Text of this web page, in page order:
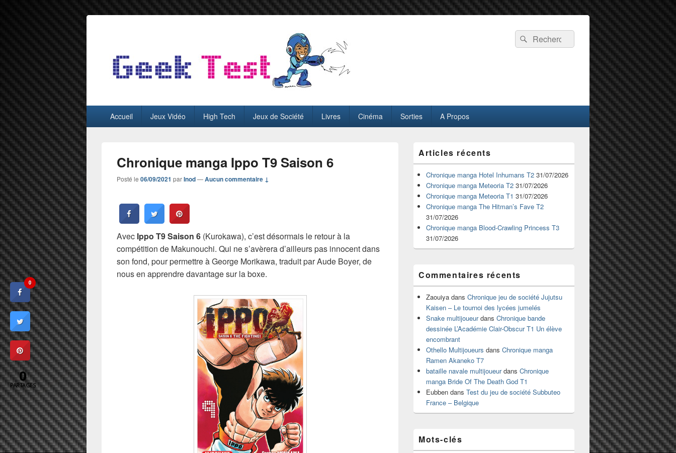
GeekTest
Recherche :
Rechercher
principalAccueil Jeux Vidéo High Tech Jeux de Société Livres Cinéma Sorties A Propos
Chronique manga Ippo T9 Saison 6
Posté le 06/09/2021 parInod—Aucun commentaire ↓
Avec Ippo T9 Saison 6 (Kurokawa), c’est désormais le retour à la
compétition de Makunouchi. Qui ne s’avèrera d’ailleurs pas innocent dans
son fond, pour permettre à George Morikawa, traduit par Aude Boyer, de
nous en apprendre davantage sur la boxe.
principale
de
widget
pour
barre
latérale
Articles récents
Chronique manga Hotel Inhumans T2 31/07/2026
Chronique manga Meteoria T2 31/07/2026
Chronique manga Meteoria T1 31/07/2026
Chronique manga The Hitman’s Fave T2
31/07/2026
Chronique manga Blood-Crawling Princess T3
31/07/2026
Commentaires récents
Zaouiya dans Chronique jeu de société Jujutsu
Kaisen – Le tournoi des lycées jumelés
Snake multijoueurdans Chronique bande
dessinée L’Académie Clair-Obscur T1 Un élève
encombrant
Othello Multijoueurs dans Chronique manga
Ramen Akaneko T7
bataille navale multijoueurdans Chronique
manga Bride Of The Death God T1
Eubben dans Test du jeu de société Subbuteo
France – Belgique
Mots-clés
0
0
PARTAGES